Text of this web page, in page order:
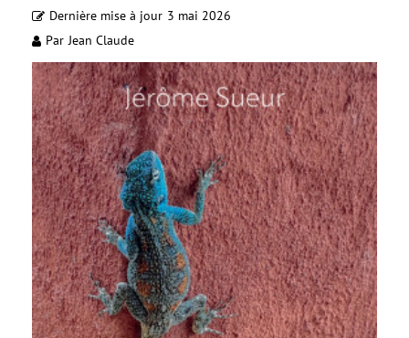
Dernière mise à jour 3 mai 2026
Par Jean Claude